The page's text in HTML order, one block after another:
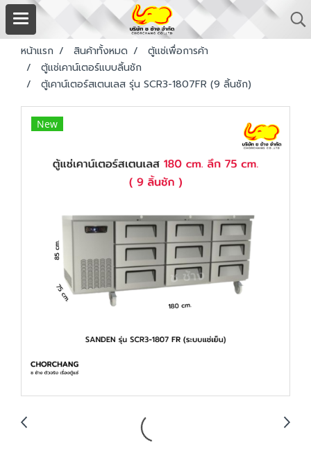
หน้าแรก สินค้าทั้งหมด
ตู้แช่เพื่อการค้า
ตู้แช่เคาน์เตอร์แบบลิ้นชัก
ตู้เคาน์เตอร์สเตนเลส รุ่น SCR3-1807FR (9 ลิ้นชัก)
New